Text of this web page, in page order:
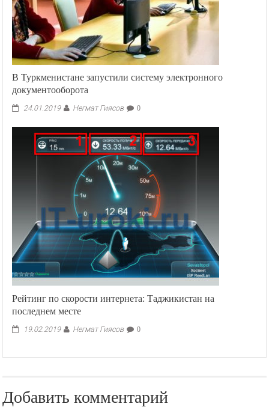
В Туркменистане запустили систему электронного
документооборота
24.01.2019 Негмат Гиясов 0
Рейтинг по скорости интернета: Таджикистан на
последнем месте
19.02.2019 Негмат Гиясов 0
Добавить комментарий